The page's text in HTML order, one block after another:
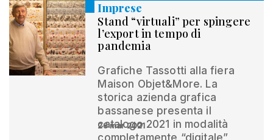
Imprese
Stand “virtuali” per spingere
l’export in tempo di
pandemia
Grafiche Tassotti alla fiera
Maison Objet&More. La
storica azienda grafica
bassanese presenta il
catalogo 2021 in modalità
completamente “digitale”
26 mar 2021